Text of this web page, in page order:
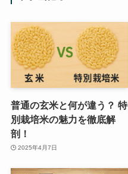
普通の玄米と何が違う？ 特
別栽培米の魅力を徹底解
剖！
2025年4月7日